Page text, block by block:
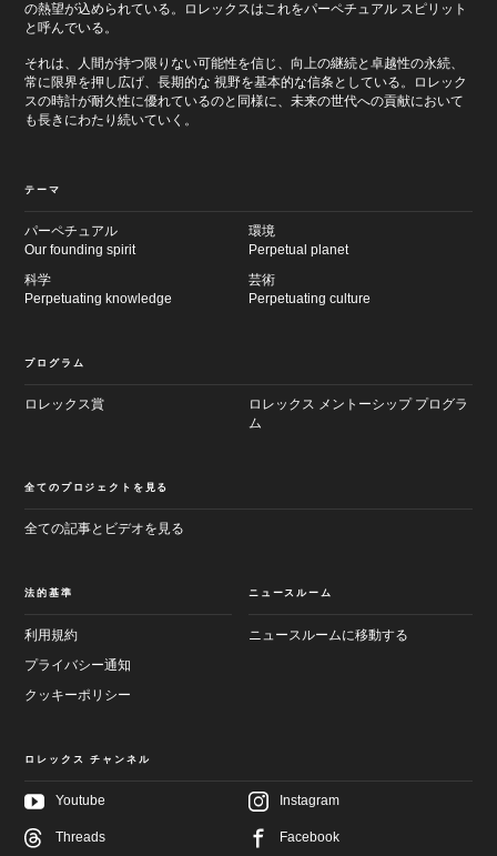
の熱望が込められている。ロレックスはこれをパーペチュアル スピリット
と呼んでいる。
それは、人間が持つ限りない可能性を信じ、向上の継続と卓越性の永続、
常に限界を押し広げ、長期的な 視野を基本的な信条としている。ロレック
スの時計が耐久性に優れているのと同様に、未来の世代への貢献において
も長きにわたり続いていく。
テーマ
パーペチュアル
Our founding spirit
環境
Perpetual planet
科学
Perpetuating knowledge
芸術
Perpetuating culture
プログラム
ロレックス賞
ロレックス メントーシップ プログラ
ム
全てのプロジェクトを見る
全ての記事とビデオを見る
法的基準
利用規約
プライバシー通知
クッキーポリシー
ニュースルーム
ニュースルームに移動する
ロレックス チャンネル
Youtube Instagram
Threads Facebook